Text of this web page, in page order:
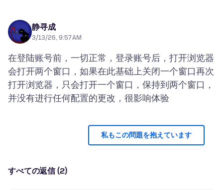
静寻成
3/13/26, 9:57 AM
在登陆账号前，一切正常，登录账号后，打开浏览器
会打开两个窗口，如果在此基础上关闭一个窗口再次
打开浏览器，只会打开一个窗口，保持到两个窗口，
私もこの問題を抱えています
すべての返信 (2)